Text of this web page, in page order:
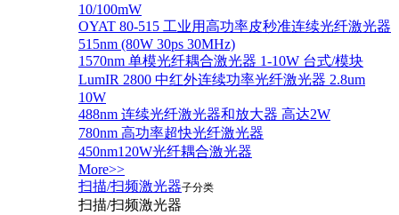
10/100mW
OYAT 80-515 工业用高功率皮秒准连续光纤激光器
515nm (80W 30ps 30MHz)
1570nm 单模光纤耦合激光器 1-10W 台式/模块
LumIR 2800 中红外连续功率光纤激光器 2.8um
10W
488nm 连续光纤激光器和放大器 高达2W
780nm 高功率超快光纤激光器
450nm120W光纤耦合激光器
More>>
扫描/扫频激光器子分类
扫描/扫频激光器